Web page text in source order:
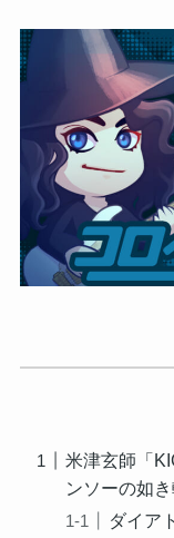
米津玄師「
ンソーの如
ダイア